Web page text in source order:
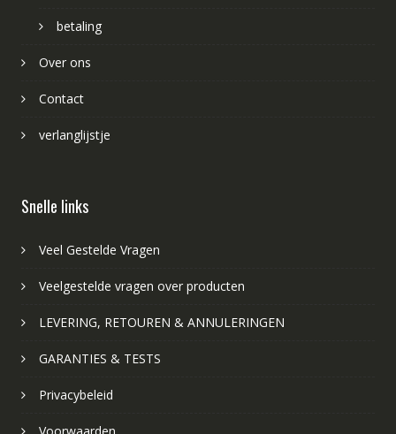
betaling
Over ons
Contact
verlanglijstje
Snelle links
Veel Gestelde Vragen
Veelgestelde vragen over producten
LEVERING, RETOUREN & ANNULERINGEN
GARANTIES & TESTS
Privacybeleid